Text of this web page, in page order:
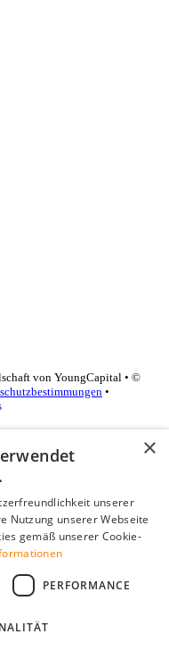
von YoungCapital • ©
•
×
unserer
Nutzung unserer Webseite
gemäß unserer Cookie-
PERFORMANCE